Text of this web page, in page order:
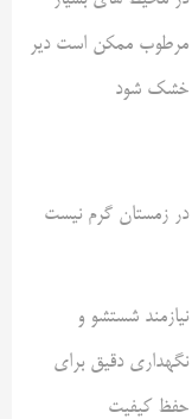
مرطوب ممکن است دیر
خشک شود
در زمستان گرم نیست
نیازمند شستشو و
نگهداری دقیق برای
حفظ کیفیت